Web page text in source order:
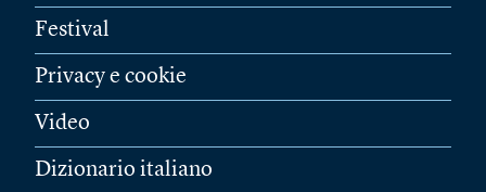
Festival
Privacy e cookie
Video
Dizionario italiano